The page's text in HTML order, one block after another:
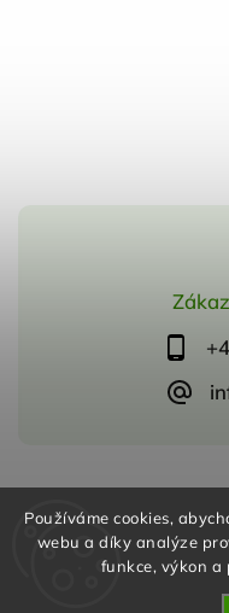
Používáme cookies,
webu a díky analýze
funkce, výkon a
Vytvořil